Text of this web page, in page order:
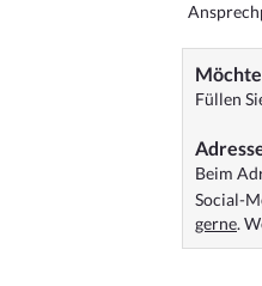
Füllen
Beim
Social-
gerne.